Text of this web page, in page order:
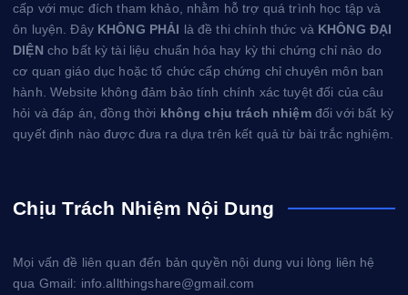
cấp với mục đích tham khảo, nhằm hỗ trợ quá trình học tập và
ôn luyện. Đây KHÔNG PHẢI là đề thi chính thức và KHÔNG ĐẠI
DIỆN cho bất kỳ tài liệu chuẩn hóa hay kỳ thi chứng chỉ nào do
cơ quan giáo dục hoặc tổ chức cấp chứng chỉ chuyên môn ban
hành. Website không đảm bảo tính chính xác tuyệt đối của câu
hỏi và đáp án, đồng thời không chịu trách nhiệmđối với bất kỳ
quyết định nào được đưa ra dựa trên kết quả từ bài trắc nghiệm.
Chịu Trách Nhiệm Nội Dung
Mọi vấn đề liên quan đến bản quyền nội dung vui lòng liên hệ
qua Gmail: info.allthingshare@gmail.com